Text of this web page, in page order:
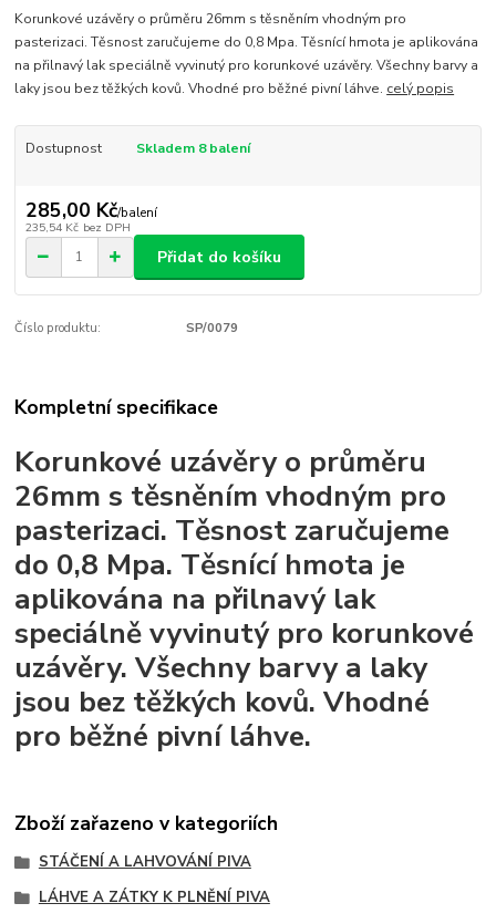
Korunkové uzávěry o průměru 26mm s těsněním vhodným pro
pasterizaci. Těsnost zaručujeme do 0,8 Mpa. Těsnící hmota je aplikována
na přilnavý lak speciálně vyvinutý pro korunkové uzávěry. Všechny barvy a
laky jsou bez těžkých kovů. Vhodné pro běžné pivní láhve. celý popis
Dostupnost Skladem 8 balení
285,00 Kč/balení
235,54 Kč bez DPH
Přidat do košíku
Číslo produktu: SP/0079
Kompletní specifikace
Korunkové uzávěry o průměru
26mm s těsněním vhodným pro
pasterizaci. Těsnost zaručujeme
do 0,8 Mpa. Těsnící hmota je
aplikována na přilnavý lak
speciálně vyvinutý pro korunkové
uzávěry. Všechny barvy a laky
jsou bez těžkých kovů. Vhodné
pro běžné pivní láhve.
Zboží zařazeno v kategoriích
STÁČENÍ A LAHVOVÁNÍ PIVA
LÁHVE A ZÁTKY K PLNĚNÍ PIVA